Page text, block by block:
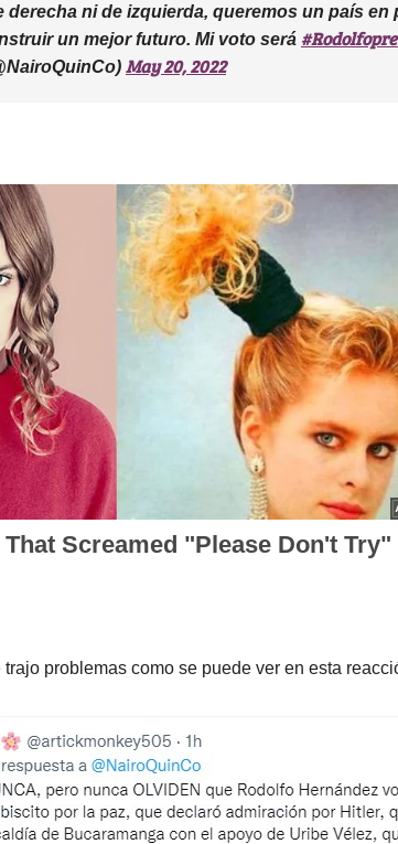
derecha ni de izquierda, queremos un país en
un mejor futuro. Mi voto será
May 20, 2022
problemas como se puede ver en esta